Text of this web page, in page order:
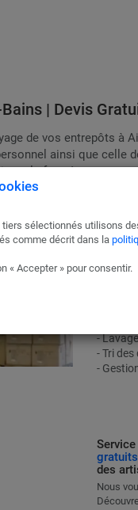
| Devis
de vos entrepôts à
ainsi que celle
formés aux
fréquence que vous
devis 100% adapté à
Les
-
-
- Tri des
-
gratuits
des
Nous
tiers sélectionnés utilisons
comme décrit dans la
« Accepter » pour consentir.